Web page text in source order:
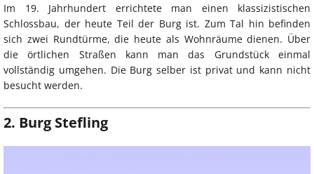
Im 19. Jahrhundert errichtete man einen klassizistischen
Schlossbau, der heute Teil der Burg ist. Zum Tal hin befinden
sich zwei Rundtürme, die heute als Wohnräume dienen. Über
die örtlichen Straßen kann man das Grundstück einmal
vollständig umgehen. Die Burg selber ist privat und kann nicht
besucht werden.
2. Burg Stefling